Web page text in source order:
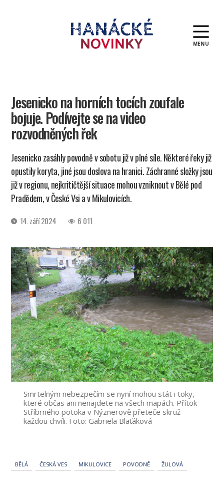
MENU
Jesenicko na horních tocích zoufale
bojuje. Podívejte se na video
rozvodněných řek
Jesenicko zasáhly povodně v sobotu již v plné síle. Některé řeky již
opustily koryta, jiné jsou doslova na hranici. Záchranné složky jsou
již v regionu, nejkritičtější situace mohou vzniknout v Bělé pod
Pradědem, v České Vsi a v Mikulovicích.
Datum14. září 2024 6 011
Smrtelným nebezpečím se nyní mohou stát i toky,
které občas ani nenajdete na všech mapách. Přítok
Stříbrného potoka v Nýznerově přeteče skruž
každou chvíli. Foto: Gabriela Blaťáková
BĚLÁ ČESKÁ VES MIKULOVICE POVODNĚ ŽULOVÁ